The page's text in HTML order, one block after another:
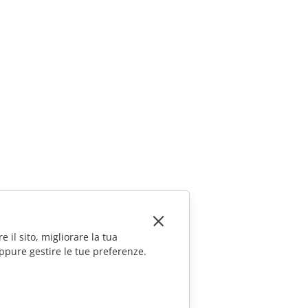
il sito, migliorare la tua
gestire le tue preferenze.